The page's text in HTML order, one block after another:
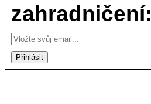
zahradničení: